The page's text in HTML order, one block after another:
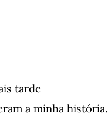
tarde
a minha história.